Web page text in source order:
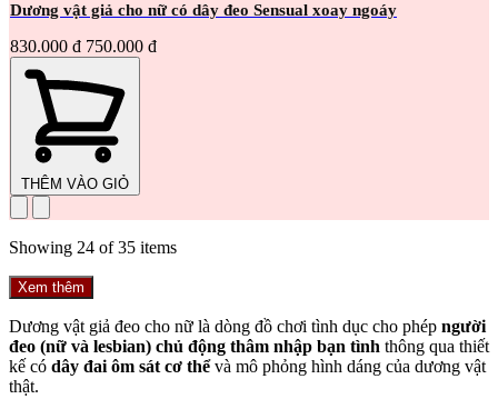
Dương vật giả cho nữ có dây đeo Sensual xoay ngoáy
830.000 đ 750.000 đ
THÊM VÀO GIỎ
Showing 24 of35 items
Xem thêm
Dương vật giả đeo cho nữ là dòng đồ chơi tình dục cho phép người
đeo (nữ và lesbian) chủ động thâm nhập bạn tình thông qua thiết
kế có dây đai ôm sát cơ thểvà mô phỏng hình dáng của dương vật
thật.